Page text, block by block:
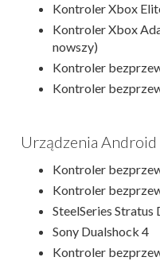
Kontroler Xbox
Kontroler Xbox
nowszy)
Kontroler
Kontroler
Urządzenia Android
Kontroler
Kontroler
SteelSeries Stratus
Sony Dualshock 4
Kontroler